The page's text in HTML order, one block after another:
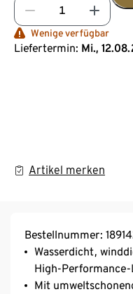
Wenige verfügbar
Liefertermin: Mi.,
Artikel merken
Bestellnummer:
Wasserdicht,
High-
Mit